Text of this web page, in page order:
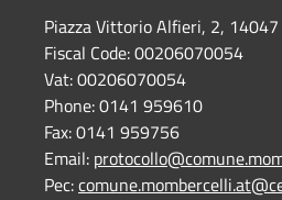
Piazza Vittorio Alfieri, 2,
Fiscal Code:00206070054
Vat:00206070054
Phone:0141 959610
Fax:0141 959756
Email:
Pec: